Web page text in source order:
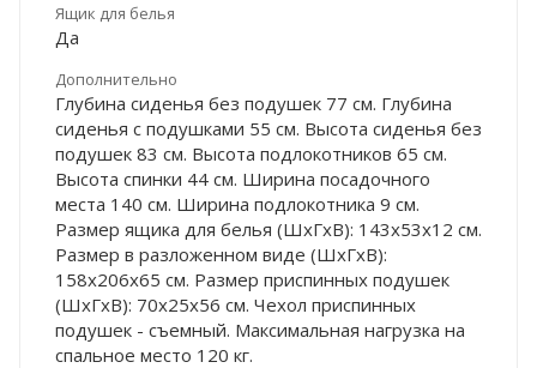
Ящик для белья
Да
Дополнительно
Глубина сиденья без подушек 77 см. Глубина
сиденья с подушками 55 см. Высота сиденья без
подушек 83 см. Высота подлокотников 65 см.
Высота спинки 44 см. Ширина посадочного
места 140 см. Ширина подлокотника 9 см.
Размер ящика для белья (ШхГхВ): 143х53х12 см.
Размер в разложенном виде (ШхГхВ):
158х206х65 см. Размер приспинных подушек
(ШхГхВ): 70х25х56 см. Чехол приспинных
подушек - съемный. Максимальная нагрузка на
спальное место 120 кг.